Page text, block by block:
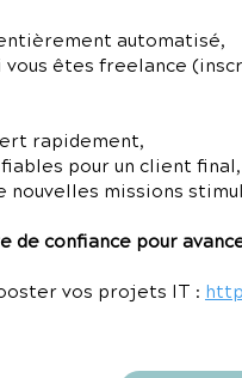
automatisé,
vous êtes freelance
rapidement,
pour un client final,
nouvelles missions
de confiance pour
vos projets IT :